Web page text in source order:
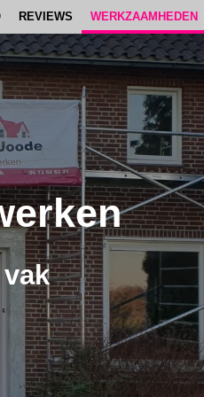
REVIEWS WERKZAAMHEDEN